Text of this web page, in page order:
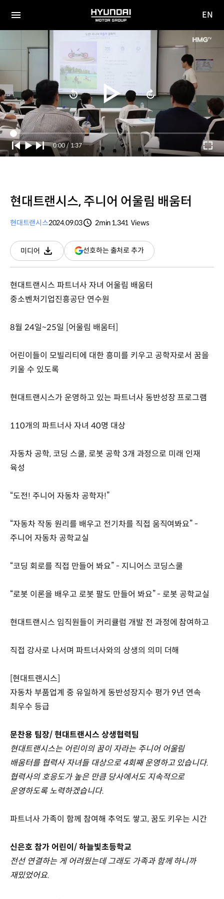
전체
HYUNDAI
MOTOR
사이
이동
EN
Current
Time
0:00 / Duration
1:37
현대트랜시스, 주니어 어울림 배움터
현대트랜시스2024.09.03
2min1,341 Views
미디어
다운로드
선호하는 출처로 추가(새
창
현대트랜시스 파트너사 자녀 어울림 배움터
중소벤처기업진흥공단 연수원
8월 24일~25일 [어울림 배움터]
어린이들이 모빌리티에 대한 흥미를 키우고 공학자로서 꿈을
키울 수 있도록
현대트랜시스가 운영하고 있는 파트너사 동반성장 프로그램
110개의 파트너사 자녀 40명 대상
자동차 공학, 코딩 스쿨, 로봇 공학 3개 과정으로 미래 인재
육성
“도전! 주니어 자동차 공학자!”
“자동차 작동 원리를 배우고 전기차를 직접 움직여봐요” -
주니어 자동차 공학교실
“코딩 회로를 직접 만들어 봐요” - 지니어스 코딩스쿨
“로봇 이론을 배우고 로봇 팔도 만들어 봐요” - 로봇 공학교실
현대트랜시스 임직원들이 커리큘럼 개발 전 과정에 참여하고
직접 강사로 나서며 파트너사와의 상생의 의미 더해
[현대트랜시스]
자동차 부품업계 중 유일하게 동반성장지수 평가 9년 연속
최우수 등급
문찬용 팀장/ 현대트랜시스 상생협력팀
현대트랜시스는 어린이의 꿈이 자라는 주니어 어울림
배움터를 협력사 자녀들 대상으로 4회째 운영하고 있습니다.
협력사의 호응도가 높은 만큼 당사에서도 지속적으로
운영하도록 노력하겠습니다.
파트너사 가족이 함께 참여해 추억도 쌓고, 꿈도 키우는 시간
신은호 참가 어린이/ 하늘빛초등학교
전선 연결하는 게 어려웠는데 그래도 가족과 함께 하니까
재밌었어요.